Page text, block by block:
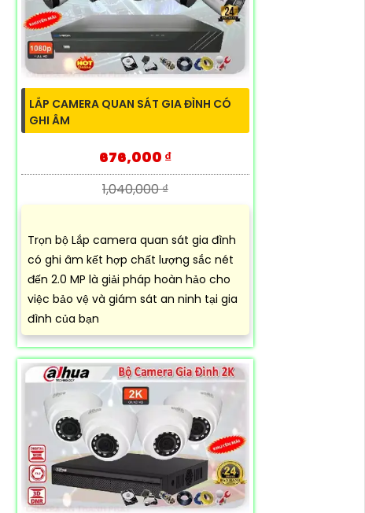
LẮP CAMERA QUAN SÁT GIA ĐÌNH CÓ
GHI ÂM
676,000 ₫
1,040,000 ₫
Trọn bộ Lắp camera quan sát gia đình
có ghi âm kết hợp chất lượng sắc nét
đến 2.0 MP là giải pháp hoàn hảo cho
việc bảo vệ và giám sát an ninh tại gia
đình của bạn